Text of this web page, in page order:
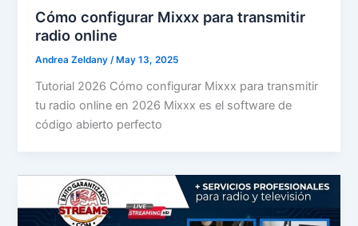
Cómo configurar Mixxx para transmitir
radio online
Andrea Zeldany/ May 13, 2025
Tutorial 2026 Cómo configurar Mixxx para transmitir
tu radio online en 2026 Mixxx es el software de
código abierto perfecto